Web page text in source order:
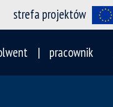
strefa projektów
pracownik